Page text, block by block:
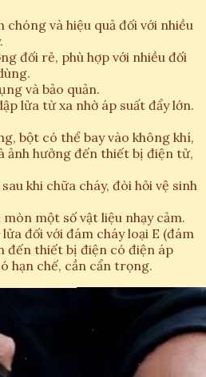
chóng và hiệu quả đối với nhiều
đối rẻ, phù hợp với nhiều đối
và bảo quản.
lửa từ xa nhờ áp suất đẩy lớn.
bột có thể bay vào không khí,
ảnh hưởng đến thiết bị điện tử,
khi chữa cháy, đòi hỏi vệ sinh
mòn một số vật liệu nhạy cảm.
lửa đối với đám cháy loại E (đám
đến thiết bị điện có điện áp
hạn chế, cần cẩn trọng.